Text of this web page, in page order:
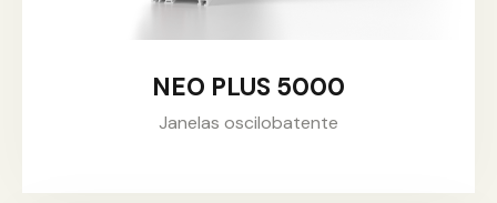
NEO PLUS 5000
Janelas oscilobatente